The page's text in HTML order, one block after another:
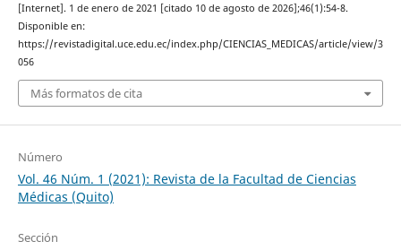
[Internet]. 1 de enero de 2021 [citado 10 de agosto de 2026];46(1):54-8.
Disponible en:
https://revistadigital.uce.edu.ec/index.php/CIENCIAS_MEDICAS/article/view/3
056
Más formatos de cita
Número
Vol. 46 Núm. 1 (2021): Revista de la Facultad de Ciencias
Médicas (Quito)
Sección